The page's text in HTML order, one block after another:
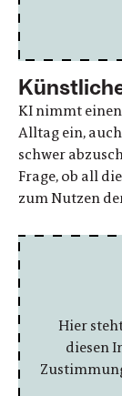
KI nimmt
Alltag ein,
schwer
Frage, ob all
zum Nutzen
Hier
diesen